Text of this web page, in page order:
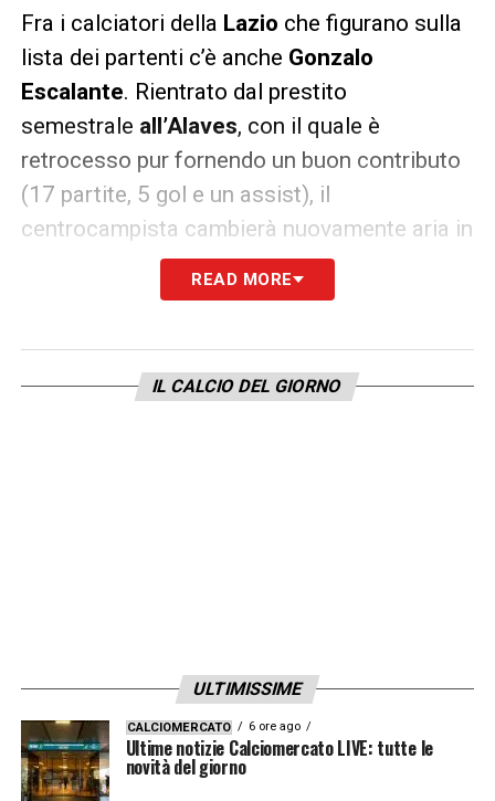
Fra i calciatori della Lazio che figurano sulla
lista dei partenti c’è anche Gonzalo
Escalante. Rientrato dal prestito
semestrale all’Alaves, con il quale è
retrocesso pur fornendo un buon contributo
(17 partite, 5 gol e un assist), il
centrocampista cambierà nuovamente aria in
aTareil calciatore in prestito ma la Lazio
non ci sente e valuta solo una cessione a
READ MORE
IL CALCIO DEL GIORNO
ULTIMISSIME
CALCIOMERCATO 6 ore ago
Ultime notizie Calciomercato LIVE: tutte le
novità del giorno